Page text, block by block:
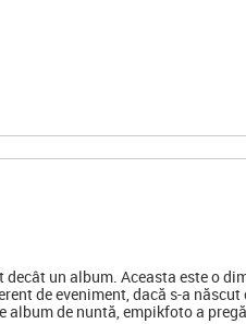
decât un album. Aceasta este o
de eveniment, dacă s-a
album de nuntă, empikfoto a